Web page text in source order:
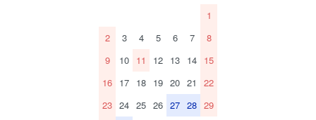
1
2
3 4 5 6 7
8
9
10 11 12 13 14 15
16 17 18 19 20 21
22
23 24 25 26 27 28 29